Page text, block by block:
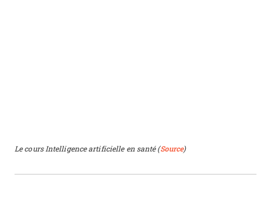
Le cours Intelligence artificielle en santé (Source)